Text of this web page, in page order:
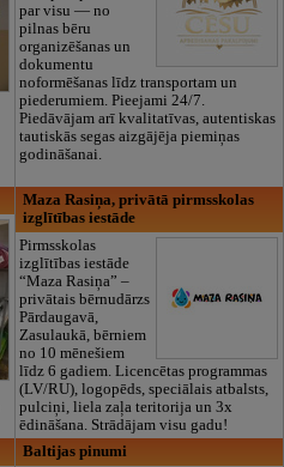
par visu — no
pilnas bēru
organizēšanas un
dokumentu
noformēšanas līdz transportam un
piederumiem. Pieejami 24/7.
Piedāvājam arī kvalitatīvas, autentiskas
tautiskās segas aizgājēja piemiņas
godināšanai.
Maza Rasiņa, privātā pirmsskolas
izglītības iestāde
Pirmsskolas
izglītības iestāde
“Maza Rasiņa” –
privātais bērnudārzs
Pārdaugavā,
Zasulaukā, bērniem
no 10 mēnešiem
līdz 6 gadiem. Licencētas programmas
(LV/RU), logopēds, speciālais atbalsts,
pulciņi, liela zaļa teritorija un 3x
ēdināšana. Strādājam visu gadu!
Baltijas pinumi